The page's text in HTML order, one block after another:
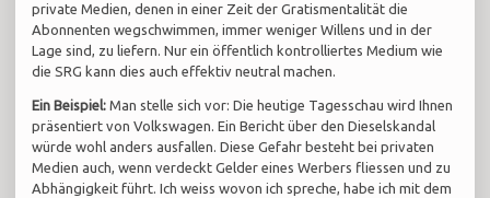
private Medien, denen in einer Zeit der Gratismentalität die
Abonnenten wegschwimmen, immer weniger Willens und in der
Lage sind, zu liefern. Nur ein öffentlich kontrolliertes Medium wie
die SRG kann dies auch effektiv neutral machen.
Ein Beispiel: Man stelle sich vor: Die heutige Tagesschau wird Ihnen
präsentiert von Volkswagen. Ein Bericht über den Dieselskandal
würde wohl anders ausfallen. Diese Gefahr besteht bei privaten
Medien auch, wenn verdeckt Gelder eines Werbers fliessen und zu
Abhängigkeit führt. Ich weiss wovon ich spreche, habe ich mit dem